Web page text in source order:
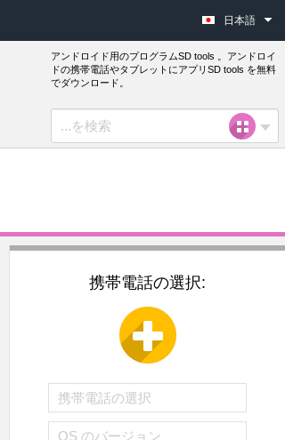
日本語
アンドロイド用のプログラムSD tools 。アンドロイ
ドの携帯電話やタブレットにアプリSD tools を無料
でダウンロード。
携帯電話の選択: